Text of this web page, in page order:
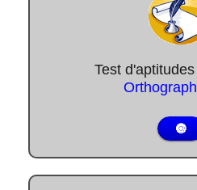
Test
🔘